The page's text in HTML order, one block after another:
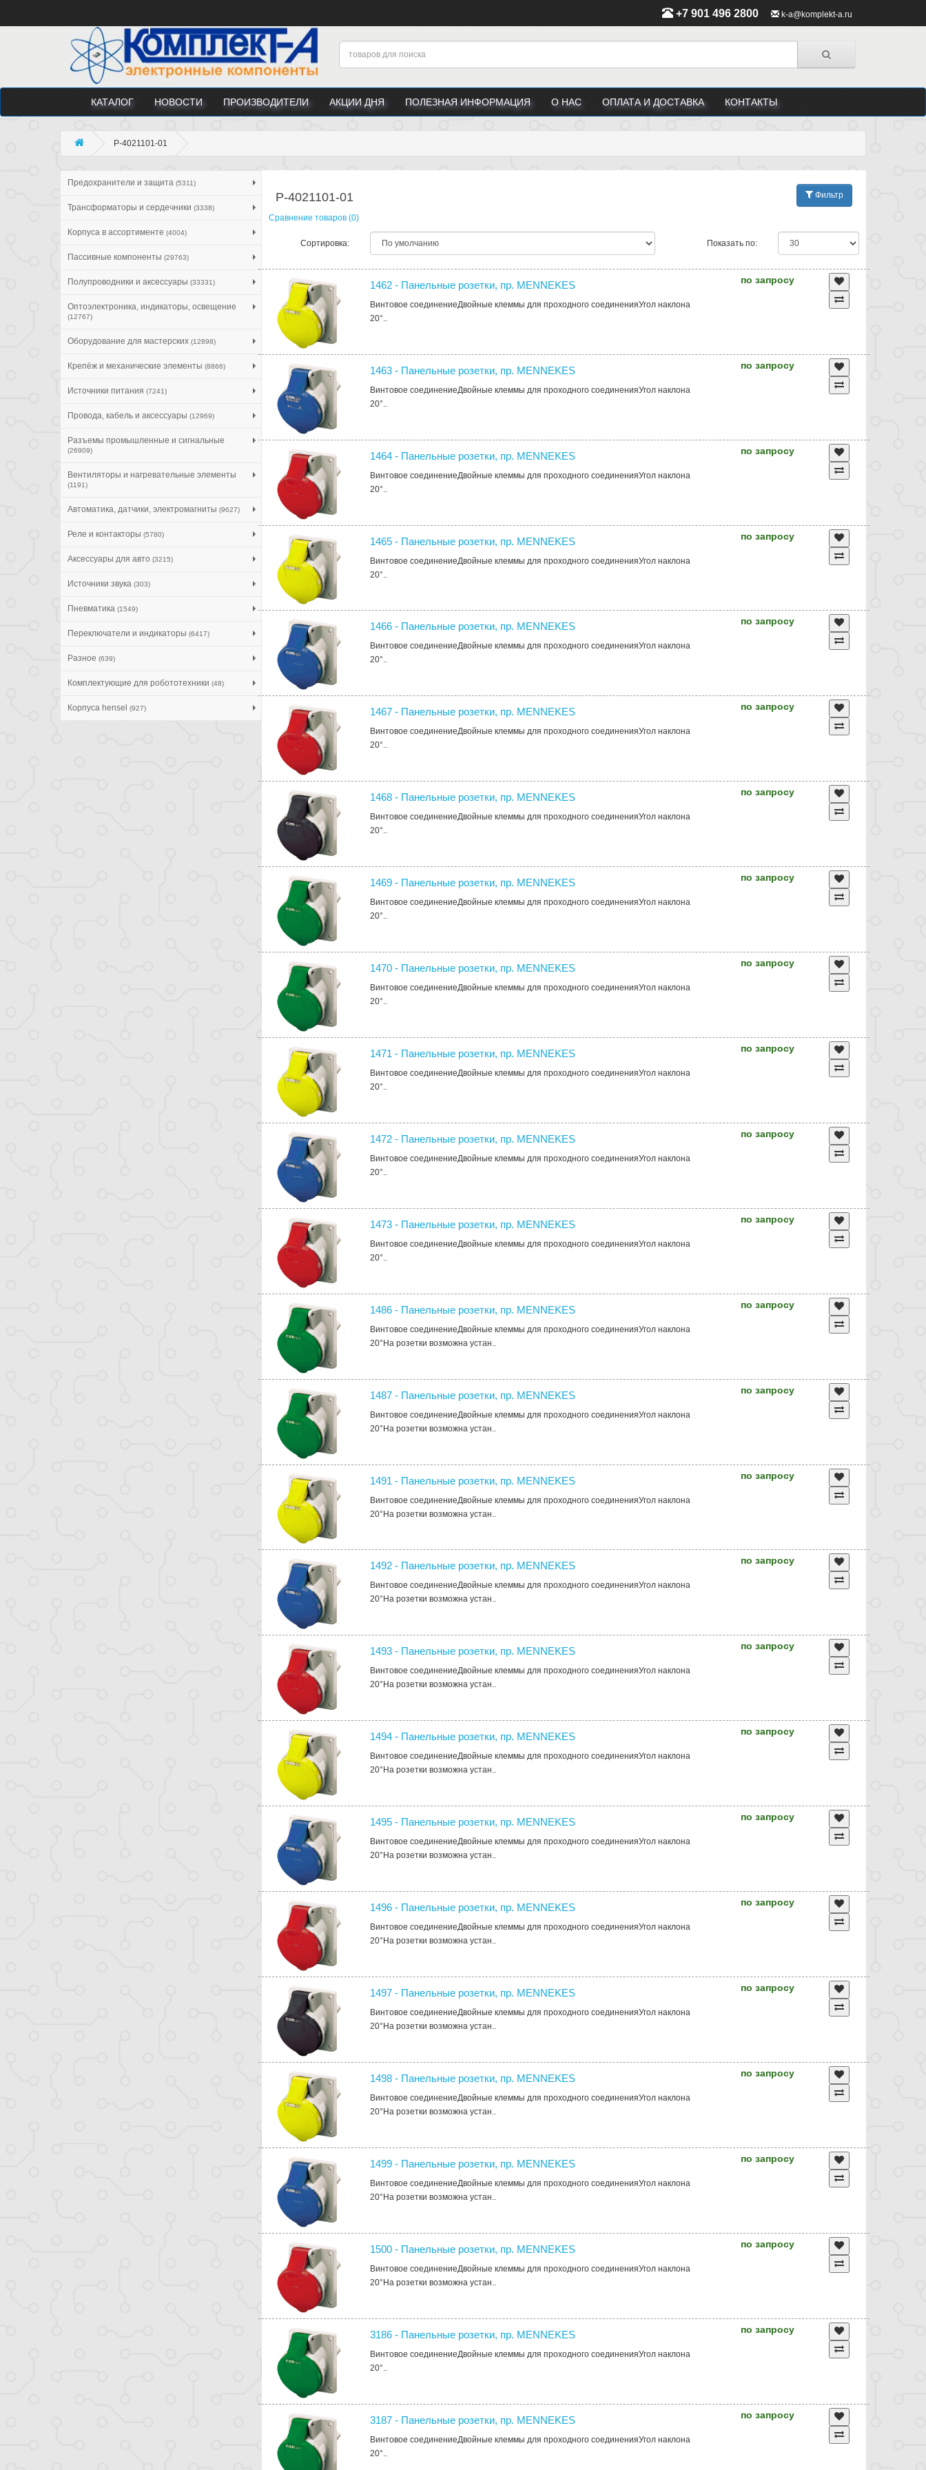
+7 901 496 2800 k-a@komplekt-a.ru
КАТАЛОГ НОВОСТИ ПРОИЗВОДИТЕЛИ АКЦИИ ДНЯ ПОЛЕЗНАЯ ИНФОРМАЦИЯ О НАС ОПЛАТА И ДОСТАВКА КОНТАКТЫ
P-4021101-01
Предохранители и защита (5311)
Трансформаторы и сердечники (3338)
Корпуса в ассортименте (4004)
Пассивные компоненты (29763)
Полупроводники и аксессуары (33331)
Оптоэлектроника, индикаторы, освещение
(12767)
Оборудование для мастерских (12898)
Крепёж и механические элементы (8866)
Источники питания (7241)
Провода, кабель и аксессуары (12969)
Разъемы промышленные и сигнальные
(26909)
Вентиляторы и нагревательные элементы
(1191)
Автоматика, датчики, электромагниты (9627)
Реле и контакторы (5780)
Аксессуары для авто (3215)
Источники звука (303)
Пневматика (1549)
Переключатели и индикаторы (6417)
Разное (639)
Комплектующие для робототехники (48)
Корпуса hensel (927)
Фильтр
P-4021101-01
Сравнение товаров (0)
Сортировка: Показать по:
1462 - Панельные розетки, пр. MENNEKES
Винтовое соединениеДвойные клеммы для проходного соединенияУгол наклона
20°..
по запросу
1463 - Панельные розетки, пр. MENNEKES
Винтовое соединениеДвойные клеммы для проходного соединенияУгол наклона
20°..
по запросу
1464 - Панельные розетки, пр. MENNEKES
Винтовое соединениеДвойные клеммы для проходного соединенияУгол наклона
20°..
по запросу
1465 - Панельные розетки, пр. MENNEKES
Винтовое соединениеДвойные клеммы для проходного соединенияУгол наклона
20°..
по запросу
1466 - Панельные розетки, пр. MENNEKES
Винтовое соединениеДвойные клеммы для проходного соединенияУгол наклона
20°..
по запросу
1467 - Панельные розетки, пр. MENNEKES
Винтовое соединениеДвойные клеммы для проходного соединенияУгол наклона
20°..
по запросу
1468 - Панельные розетки, пр. MENNEKES
Винтовое соединениеДвойные клеммы для проходного соединенияУгол наклона
20°..
по запросу
1469 - Панельные розетки, пр. MENNEKES
Винтовое соединениеДвойные клеммы для проходного соединенияУгол наклона
20°..
по запросу
1470 - Панельные розетки, пр. MENNEKES
Винтовое соединениеДвойные клеммы для проходного соединенияУгол наклона
20°..
по запросу
1471 - Панельные розетки, пр. MENNEKES
Винтовое соединениеДвойные клеммы для проходного соединенияУгол наклона
20°..
по запросу
1472 - Панельные розетки, пр. MENNEKES
Винтовое соединениеДвойные клеммы для проходного соединенияУгол наклона
20°..
по запросу
1473 - Панельные розетки, пр. MENNEKES
Винтовое соединениеДвойные клеммы для проходного соединенияУгол наклона
20°..
по запросу
1486 - Панельные розетки, пр. MENNEKES
Винтовое соединениеДвойные клеммы для проходного соединенияУгол наклона
20°На розетки возможна устан..
по запросу
1487 - Панельные розетки, пр. MENNEKES
Винтовое соединениеДвойные клеммы для проходного соединенияУгол наклона
20°На розетки возможна устан..
по запросу
1491 - Панельные розетки, пр. MENNEKES
Винтовое соединениеДвойные клеммы для проходного соединенияУгол наклона
20°На розетки возможна устан..
по запросу
1492 - Панельные розетки, пр. MENNEKES
Винтовое соединениеДвойные клеммы для проходного соединенияУгол наклона
20°На розетки возможна устан..
по запросу
1493 - Панельные розетки, пр. MENNEKES
Винтовое соединениеДвойные клеммы для проходного соединенияУгол наклона
20°На розетки возможна устан..
по запросу
1494 - Панельные розетки, пр. MENNEKES
Винтовое соединениеДвойные клеммы для проходного соединенияУгол наклона
20°На розетки возможна устан..
по запросу
1495 - Панельные розетки, пр. MENNEKES
Винтовое соединениеДвойные клеммы для проходного соединенияУгол наклона
20°На розетки возможна устан..
по запросу
1496 - Панельные розетки, пр. MENNEKES
Винтовое соединениеДвойные клеммы для проходного соединенияУгол наклона
20°На розетки возможна устан..
по запросу
1497 - Панельные розетки, пр. MENNEKES
Винтовое соединениеДвойные клеммы для проходного соединенияУгол наклона
20°На розетки возможна устан..
по запросу
1498 - Панельные розетки, пр. MENNEKES
Винтовое соединениеДвойные клеммы для проходного соединенияУгол наклона
20°На розетки возможна устан..
по запросу
1499 - Панельные розетки, пр. MENNEKES
Винтовое соединениеДвойные клеммы для проходного соединенияУгол наклона
20°На розетки возможна устан..
по запросу
1500 - Панельные розетки, пр. MENNEKES
Винтовое соединениеДвойные клеммы для проходного соединенияУгол наклона
20°На розетки возможна устан..
по запросу
3186 - Панельные розетки, пр. MENNEKES
Винтовое соединениеДвойные клеммы для проходного соединенияУгол наклона
20°..
по запросу
3187 - Панельные розетки, пр. MENNEKES
Винтовое соединениеДвойные клеммы для проходного соединенияУгол наклона
20°..
по запросу